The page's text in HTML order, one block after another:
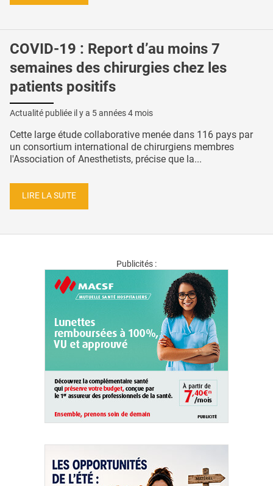
COVID-19 : Report d’au moins 7
semaines des chirurgies chez les
patients positifs
Actualité publiée il y a 5 années 4 mois
Cette large étude collaborative menée dans 116 pays par
un consortium international de chirurgiens membres
l'Association of Anesthetists, précise que la...
LIRE LA SUITE
Publicités :